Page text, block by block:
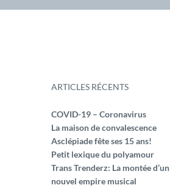
ARTICLES RÉCENTS
COVID-19 – Coronavirus
La maison de convalescence
Asclépiade fête ses 15 ans!
Petit lexique du polyamour
Trans Trenderz: La montée d’un
nouvel empire musical